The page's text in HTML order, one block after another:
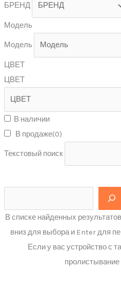
БРЕНД
Модель
Модель
ЦВЕТ
ЦВЕТ
В наличии
В продаже(0)
Текстовый поиск
В списке найденных
вниз для выбора и Enter для
Если у вас устройство с
пролистывание